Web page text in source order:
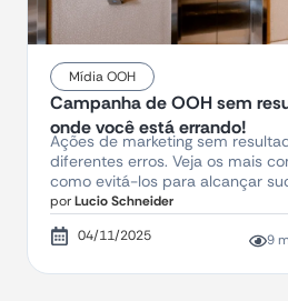
Mídia OOH
Campanha de OOH sem
onde você está errando!
Ações de marketing sem
diferentes erros. Veja os mais
como evitá-los para alcançar
porLucio Schneider
04/11/2025
9